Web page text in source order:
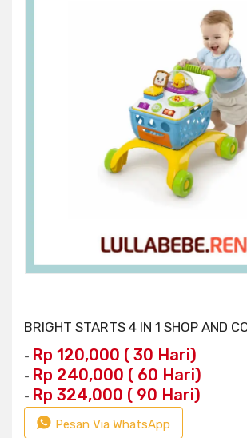
BRIGHT STARTS 4 IN 1 SHOP AND
- Rp 120,000 ( 30 Hari)
- Rp 240,000 ( 60 Hari)
- Rp 324,000 ( 90 Hari)
Pesan Via WhatsApp